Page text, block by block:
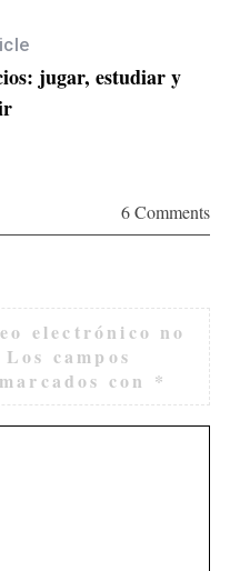
jugar, estudiar y
6 Comments
electrónico no
Los campos
con *